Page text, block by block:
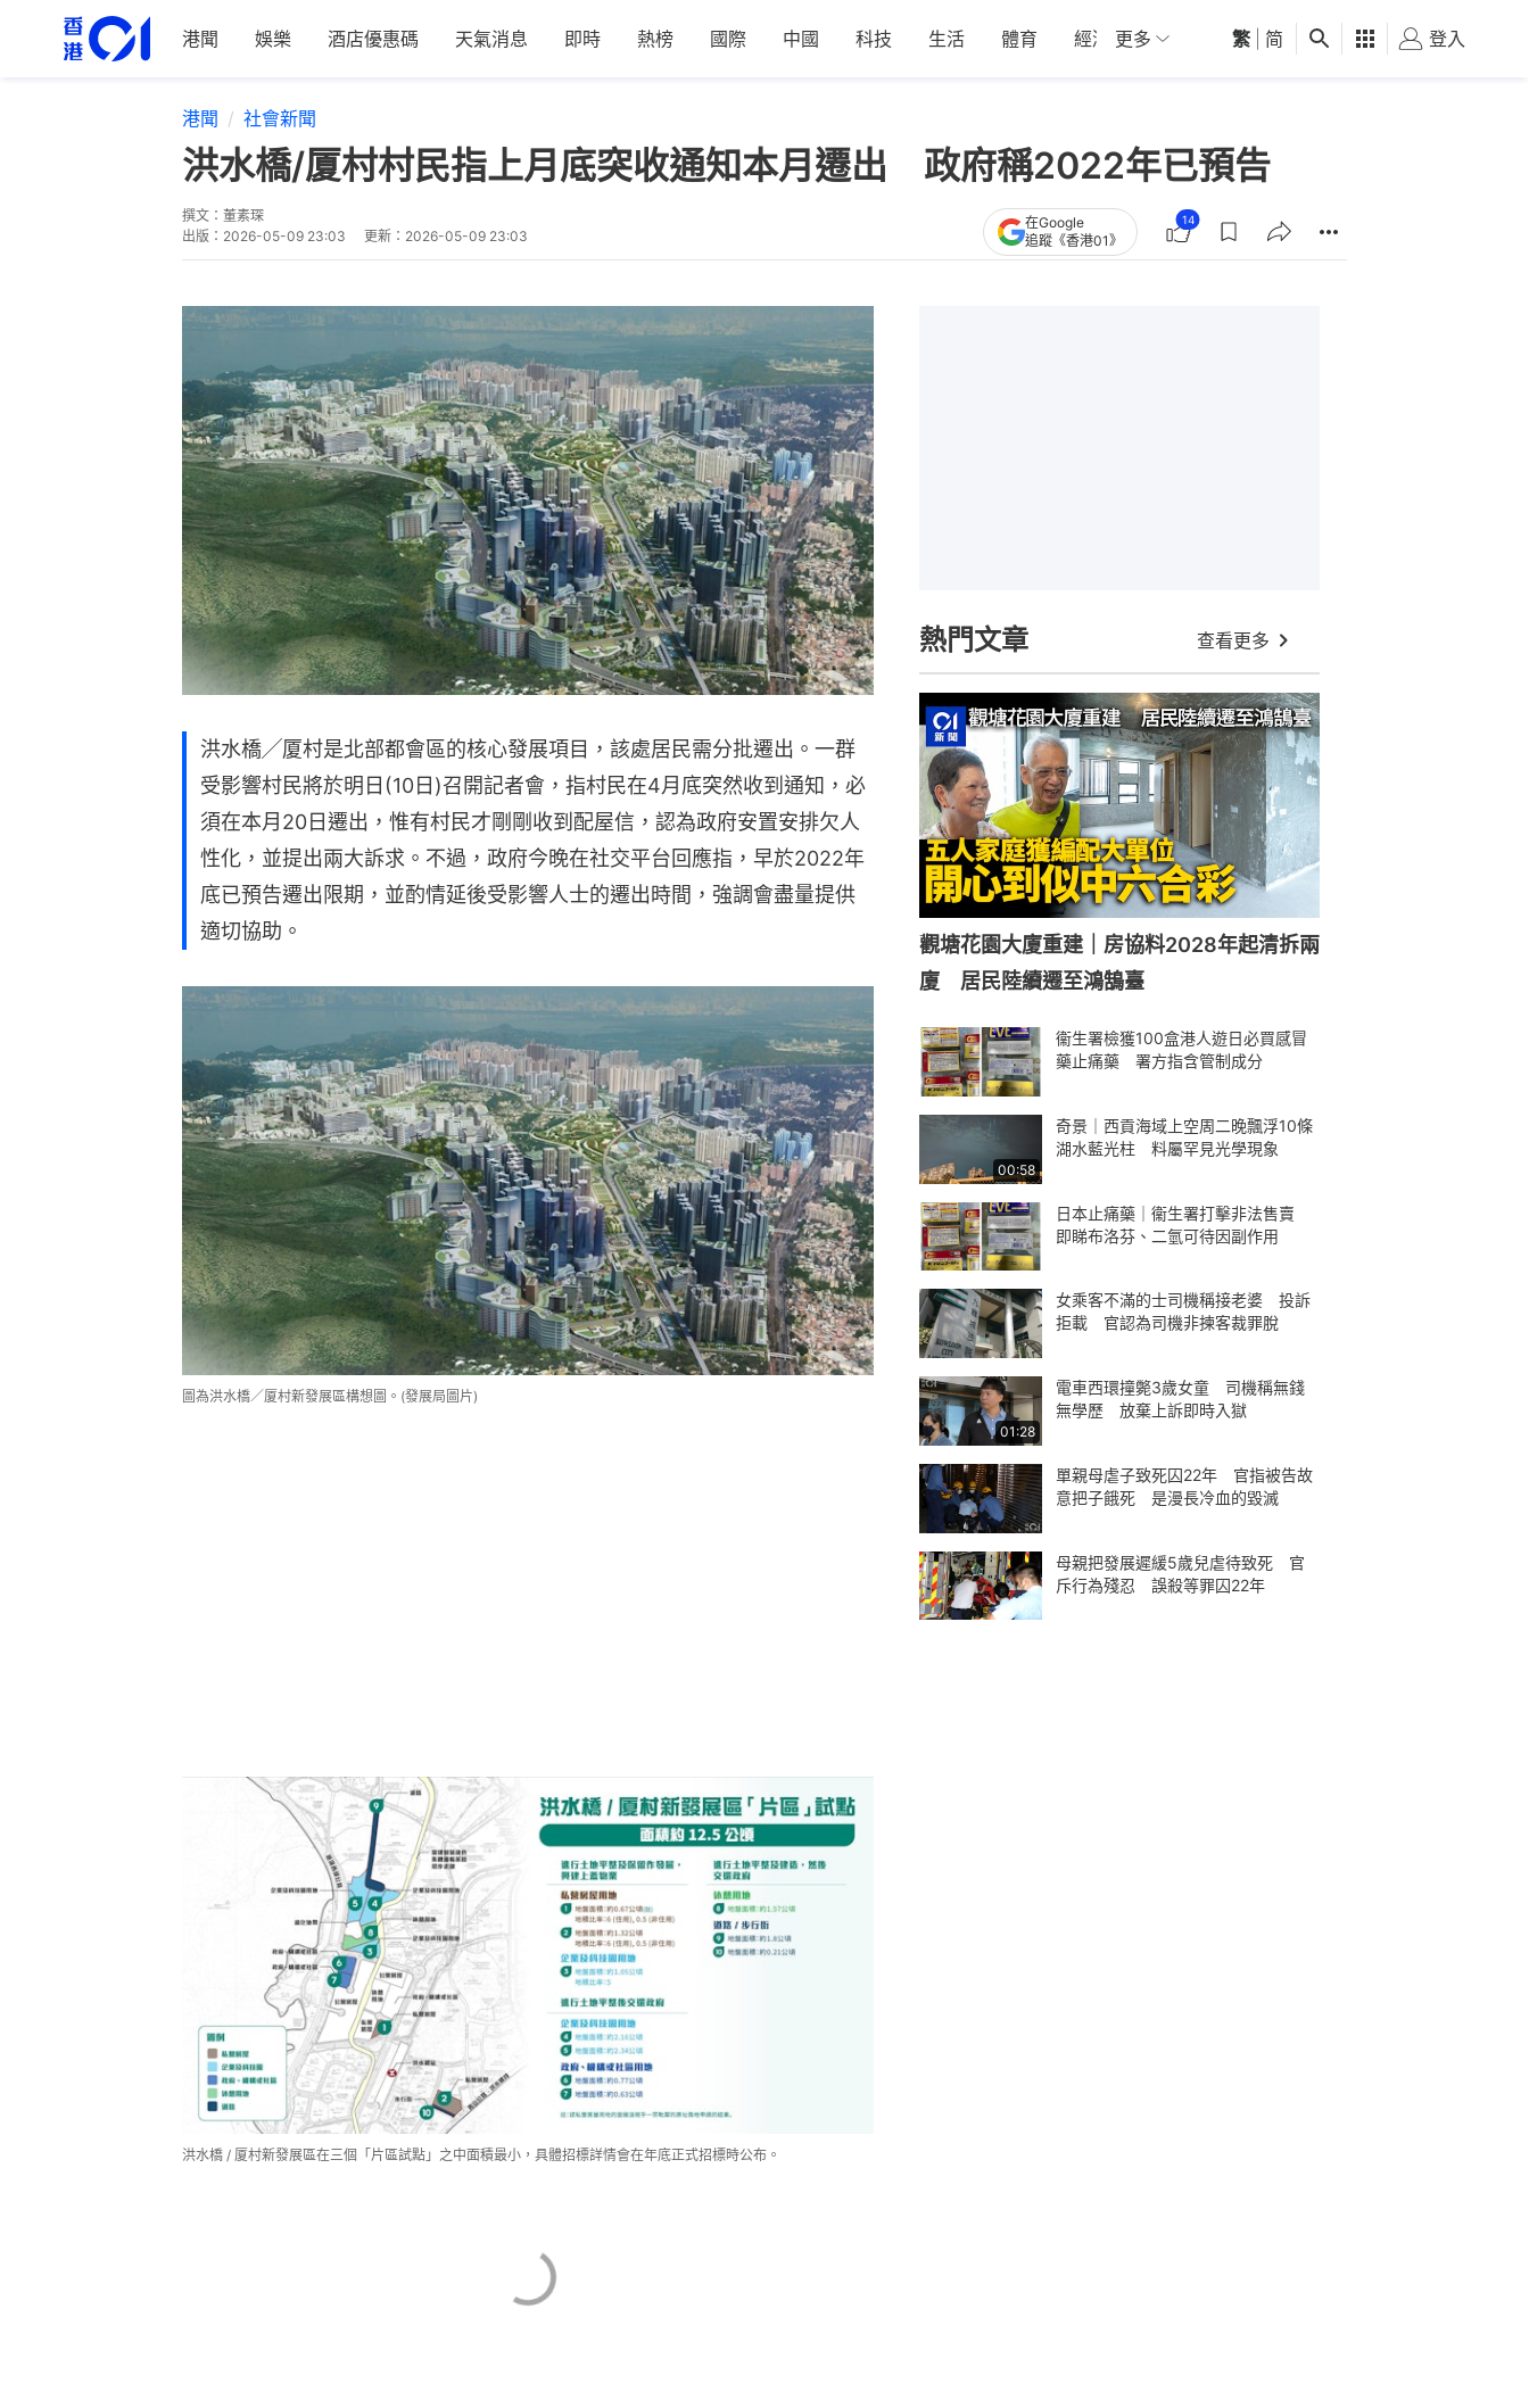
港聞 娛樂 酒店優惠碼 天氣消息 即時 熱榜 國際 中國 科技 生活 體育 經濟 01深圳 觀點 健康 好食玩飛
更多 繁 简 登入
港聞 社會新聞
洪水橋/厦村村民指上月底突收通知本月遷出 政府稱2022年已預告
撰文： 董素琛
出版： 2026-05-09 23:03 更新： 2026-05-09 23:03
在Google
追蹤《香港01》
14
洪水橋╱厦村是北部都會區的核心發展項目，該處居民需分批遷出。一群
受影響村民將於明日(10日)召開記者會，指村民在4月底突然收到通知，必
須在本月20日遷出，惟有村民才剛剛收到配屋信，認為政府安置安排欠人
性化，並提出兩大訴求。不過，政府今晚在社交平台回應指，早於2022年
底已預告遷出限期，並酌情延後受影響人士的遷出時間，強調會盡量提供
適切協助。
圖為洪水橋／厦村新發展區構想圖。(發展局圖片)
洪水橋 / 厦村新發展區在三個「片區試點」之中面積最小，具體招標詳情會在年底正式招標時公布。
熱門文章 查看更多
觀塘花園大廈重建｜房協料2028年起清拆兩
廈 居民陸續遷至鴻鵠臺
衞生署檢獲100盒港人遊日必買感冒
藥止痛藥 署方指含管制成分
00:58
奇景｜西貢海域上空周二晚飄浮10條
湖水藍光柱 料屬罕見光學現象
日本止痛藥｜衞生署打擊非法售賣
即睇布洛芬、二氫可待因副作用
女乘客不滿的士司機稱接老婆 投訴
拒載 官認為司機非揀客裁罪脫
01:28
電車西環撞斃3歲女童 司機稱無錢
無學歷 放棄上訴即時入獄
單親母虐子致死囚22年 官指被告故
意把子餓死 是漫長冷血的毀滅
母親把發展遲緩5歲兒虐待致死 官
斥行為殘忍 誤殺等罪囚22年